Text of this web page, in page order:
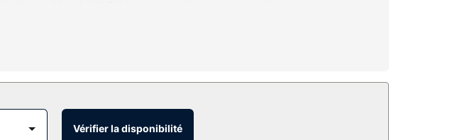
un sèche-cheveux. Les équipements et services offerts par l'hébergement
une réception ouverte 24 h/24 et un ascenseur. Un parking gratuit est
Vérifier la disponibilité